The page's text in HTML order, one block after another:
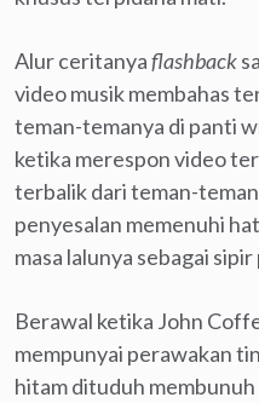
Alur ceritanyaflashback
video musik membahas
teman-temanya di panti
ketika merespon video
terbalik dari teman-
penyesalan memenuhi
masa lalunya sebagai
Berawal ketika John
mempunyai perawakan
hitam dituduh